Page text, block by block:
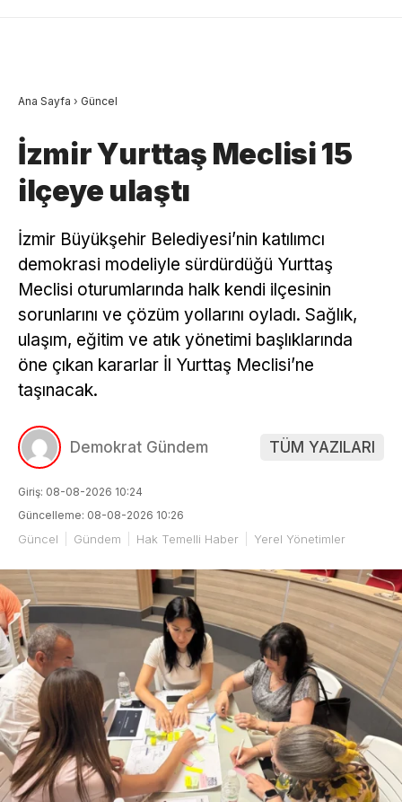
Ana Sayfa › Güncel
İzmir Yurttaş Meclisi 15
ilçeye ulaştı
İzmir Büyükşehir Belediyesi’nin katılımcı
demokrasi modeliyle sürdürdüğü Yurttaş
Meclisi oturumlarında halk kendi ilçesinin
sorunlarını ve çözüm yollarını oyladı. Sağlık,
ulaşım, eğitim ve atık yönetimi başlıklarında
öne çıkan kararlar İl Yurttaş Meclisi’ne
taşınacak.
Demokrat Gündem TÜM YAZILARI
Giriş: 08-08-2026 10:24
Güncelleme: 08-08-2026 10:26
Güncel Gündem Hak Temelli Haber Yerel Yönetimler